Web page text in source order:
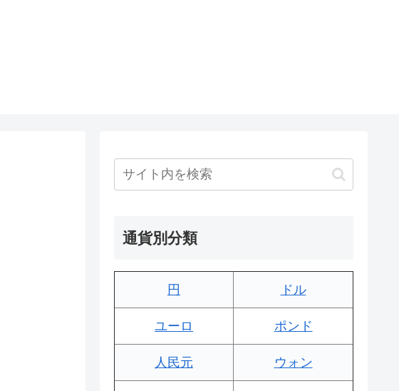
通貨別分類
円 ドル
ユーロ ポンド
人民元 ウォン